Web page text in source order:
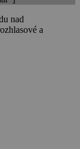
nad
a